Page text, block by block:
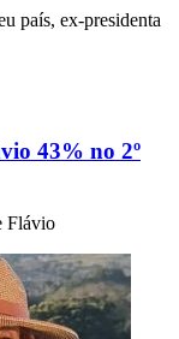
país, ex-presidenta
43% no 2º
Flávio